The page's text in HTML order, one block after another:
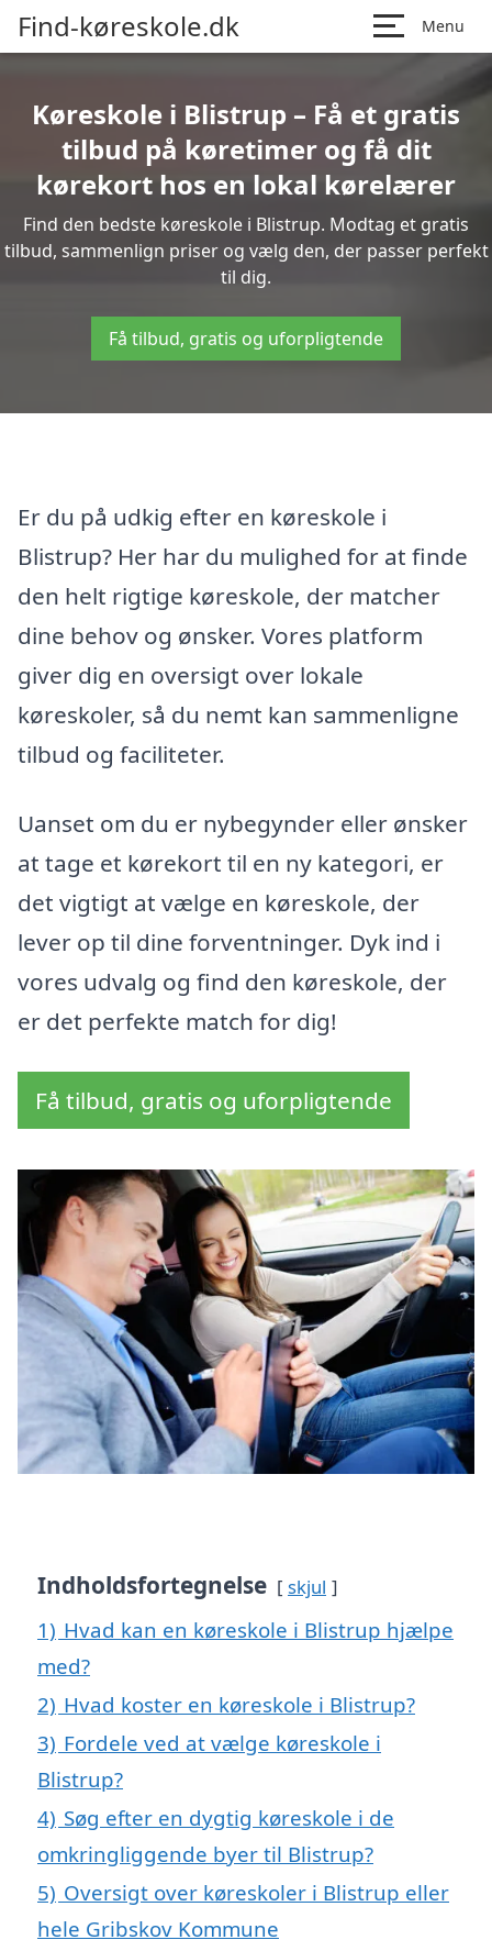
Find-køreskole.dk Menu
Køreskole i Blistrup – Få et gratis
tilbud på køretimer og få dit
kørekort hos en lokal kørelærer
Find den bedste køreskole i Blistrup. Modtag et gratis
tilbud, sammenlign priser og vælg den, der passer perfekt
til dig.
Få tilbud, gratis og uforpligtende
Er du på udkig efter en køreskole i
Blistrup? Her har du mulighed for at finde
den helt rigtige køreskole, der matcher
dine behov og ønsker. Vores platform
giver dig en oversigt over lokale
køreskoler, så du nemt kan sammenligne
tilbud og faciliteter.
Uanset om du er nybegynder eller ønsker
at tage et kørekort til en ny kategori, er
det vigtigt at vælge en køreskole, der
lever op til dine forventninger. Dyk ind i
vores udvalg og find den køreskole, der
er det perfekte match for dig!
Få tilbud, gratis og uforpligtende
Indholdsfortegnelse skjul
1) Hvad kan en køreskole i Blistrup hjælpe
med?
2) Hvad koster en køreskole i Blistrup?
3) Fordele ved at vælge køreskole i
Blistrup?
4) Søg efter en dygtig køreskole i de
omkringliggende byer til Blistrup?
5) Oversigt over køreskoler i Blistrup eller
hele Gribskov Kommune